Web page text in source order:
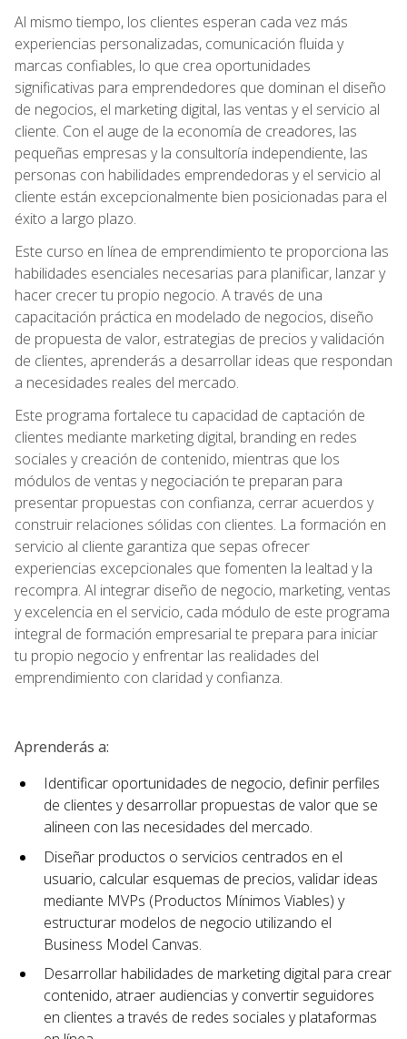
Al mismo tiempo, los clientes esperan cada vez más
experiencias personalizadas, comunicación fluida y
marcas confiables, lo que crea oportunidades
significativas para emprendedores que dominan el diseño
de negocios, el marketing digital, las ventas y el servicio al
cliente. Con el auge de la economía de creadores, las
pequeñas empresas y la consultoría independiente, las
personas con habilidades emprendedoras y el servicio al
cliente están excepcionalmente bien posicionadas para el
éxito a largo plazo.
Este curso en línea de emprendimiento te proporciona las
habilidades esenciales necesarias para planificar, lanzar y
hacer crecer tu propio negocio. A través de una
capacitación práctica en modelado de negocios, diseño
de propuesta de valor, estrategias de precios y validación
de clientes, aprenderás a desarrollar ideas que respondan
a necesidades reales del mercado.
Este programa fortalece tu capacidad de captación de
clientes mediante marketing digital, branding en redes
sociales y creación de contenido, mientras que los
módulos de ventas y negociación te preparan para
presentar propuestas con confianza, cerrar acuerdos y
construir relaciones sólidas con clientes. La formación en
servicio al cliente garantiza que sepas ofrecer
experiencias excepcionales que fomenten la lealtad y la
recompra. Al integrar diseño de negocio, marketing, ventas
y excelencia en el servicio, cada módulo de este programa
integral de formación empresarial te prepara para iniciar
tu propio negocio y enfrentar las realidades del
emprendimiento con claridad y confianza.
Aprenderás a:
Identificar oportunidades de negocio, definir perfiles
de clientes y desarrollar propuestas de valor que se
alineen con las necesidades del mercado.
Diseñar productos o servicios centrados en el
usuario, calcular esquemas de precios, validar ideas
mediante MVPs (Productos Mínimos Viables) y
estructurar modelos de negocio utilizando el
Business Model Canvas.
Desarrollar habilidades de marketing digital para crear
contenido, atraer audiencias y convertir seguidores
en clientes a través de redes sociales y plataformas